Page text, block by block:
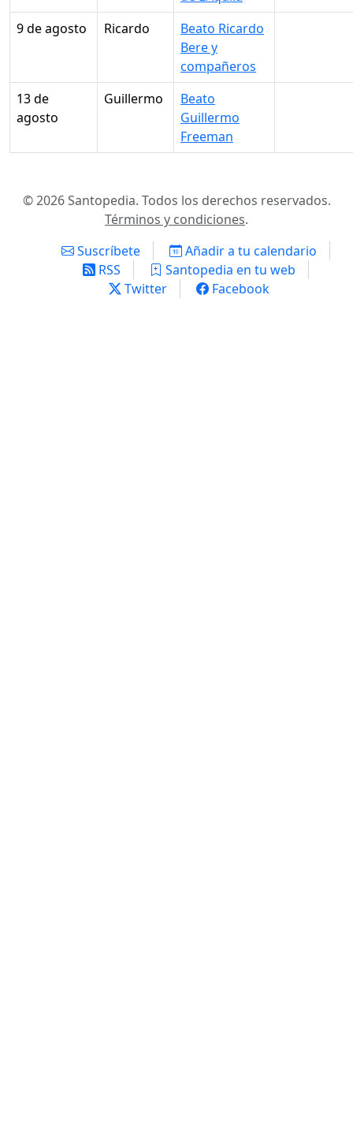
9 de agosto
Ricardo
Beato Ricardo
Bere y
compañeros
13 de
agosto
Guillermo
Beato
Guillermo
Freeman
© 2026 Santopedia. Todos los derechos reservados.
Términos y condiciones.
Suscríbete
Añadir a tu calendario
RSS
Santopedia en tu web
Twitter
Facebook